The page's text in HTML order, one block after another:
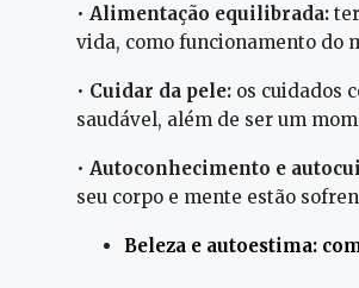
• Alimentação equilibrada:
vida, como funcionamento do
• Cuidar da pele: os cuidados
saudável, além de ser um
• Autoconhecimento e
seu corpo e mente estão
Beleza e autoestima: